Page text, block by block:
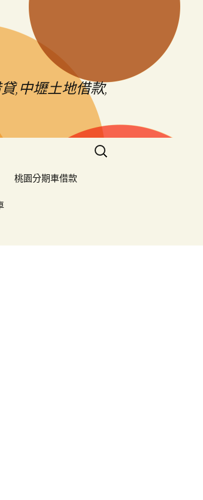
,中壢土地借款,
桃園分期車借款
搜
尋